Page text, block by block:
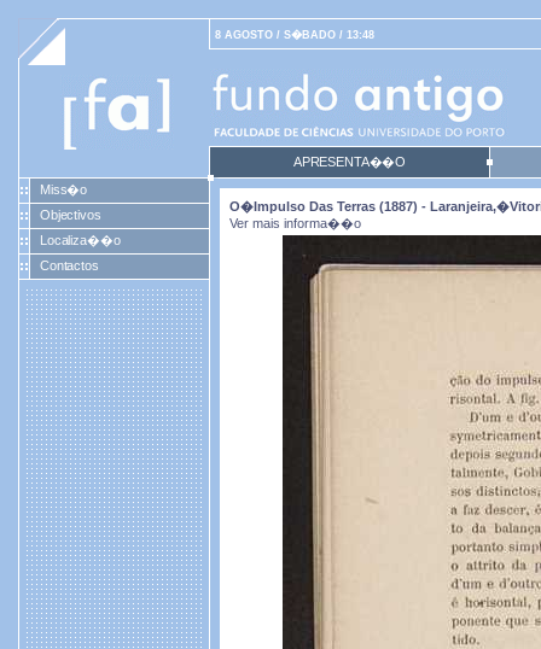
8 AGOSTO / S�BADO / 13:48
APRESENTA��O
Miss�o
Objectivos
Localiza��o
Contactos
O�impulso Das Terras (1887) -
Ver mais informa��o